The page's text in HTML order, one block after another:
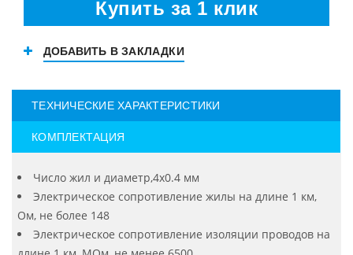
Купить за 1 клик
ДОБАВИТЬ В ЗАКЛАДКИ
ТЕХНИЧЕСКИЕ ХАРАКТЕРИСТИКИ
КОМПЛЕКТАЦИЯ
Число жил и диаметр,4х0.4 мм
Электрическое сопротивление жилы на длине 1 км,
Ом, не более 148
Электрическое сопротивление изоляции проводов на